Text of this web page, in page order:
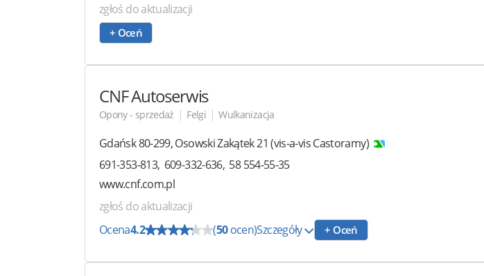
zgłoś do aktualizacji
+ Oceń
CNF Autoserwis
Opony - sprzedaż | Felgi | Wulkanizacja
Gdańsk80-299,Osowski Zakątek 21 (vis-a-vis Castoramy)
691-353-813 609-332-636 58 554-55-35
www.cnf.com.pl
zgłoś do aktualizacji
Ocena4.2 (50ocen)Szczegóły + Oceń